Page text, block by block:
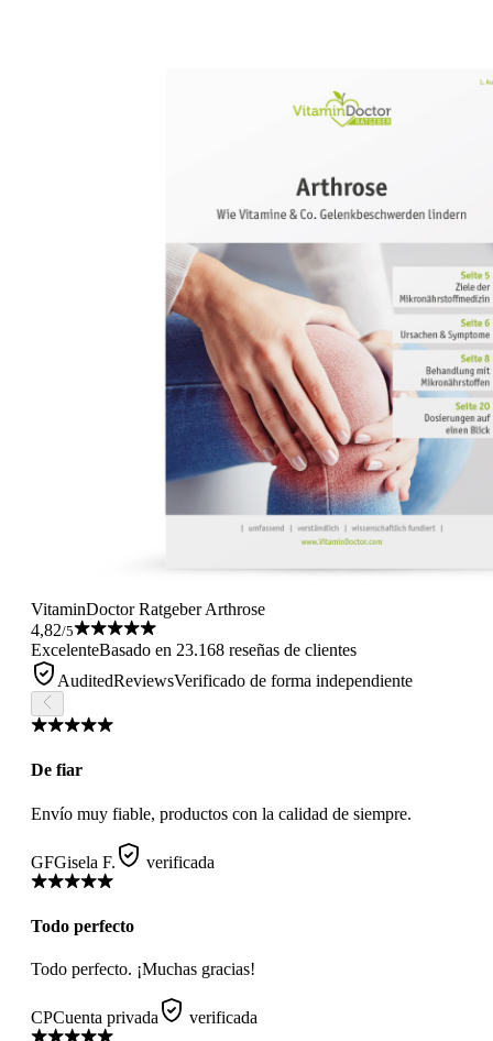
VitaminDoctor Ratgeber Arthrose
4,82/5
ExcelenteBasado en 23.168 reseñas de clientes
AuditedReviewsVerificado de forma independiente
De fiar
Envío muy fiable, productos con la calidad de siempre.
GFGisela F. verificada
Todo perfecto
Todo perfecto. ¡Muchas gracias!
CPCuenta privada verificada